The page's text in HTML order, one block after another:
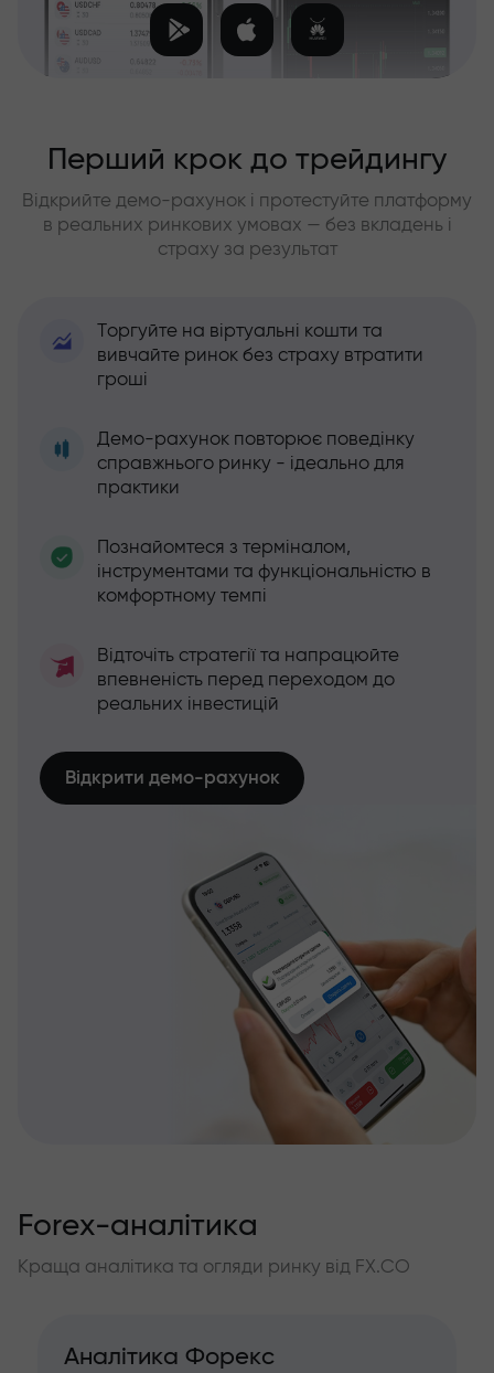
Перший крок до трейдингу
Відкрийте демо-рахунок і протестуйте платформу
в реальних ринкових умовах — без вкладень і
страху за результат
Торгуйте на віртуальні кошти та
вивчайте ринок без страху втратити
гроші
Демо-рахунок повторює поведінку
справжнього ринку - ідеально для
практики
Познайомтеся з терміналом,
інструментами та функціональністю в
комфортному темпі
Відточіть стратегії та напрацюйте
впевненість перед переходом до
реальних інвестицій
Відкрити демо-рахунок
Forex-аналітика
Краща аналітика та огляди ринку від FX.CO
Аналітика Форекс